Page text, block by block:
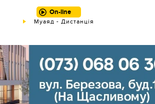
On-line
Муаяд - Дистанція